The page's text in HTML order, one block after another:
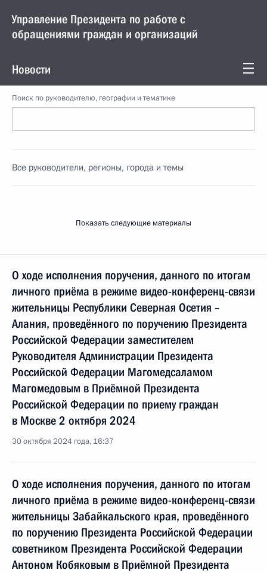
Управление Президента по работе с
обращениями граждан и организаций
Новости
Поиск по руководителю, географии и тематике
Все руководители, регионы, города и темы
Показать следующие материалы
О ходе исполнения поручения, данного по итогам
личного приёма в режиме видео-конференц-связи
жительницы Республики Северная Осетия –
Алания, проведённого по поручению Президента
Российской Федерации заместителем
Руководителя Администрации Президента
Российской Федерации Магомедсаламом
Магомедовым в Приёмной Президента
Российской Федерации по приему граждан
в Москве 2 октября 2024
30 октября 2024 года, 16:37
О ходе исполнения поручения, данного по итогам
личного приёма в режиме видео-конференц-связи
жительницы Забайкальского края, проведённого
по поручению Президента Российской Федерации
советником Президента Российской Федерации
Антоном Кобяковым в Приёмной Президента